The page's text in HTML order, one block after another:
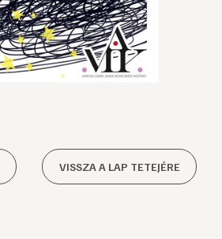
VISSZA A LAP TETEJÉRE